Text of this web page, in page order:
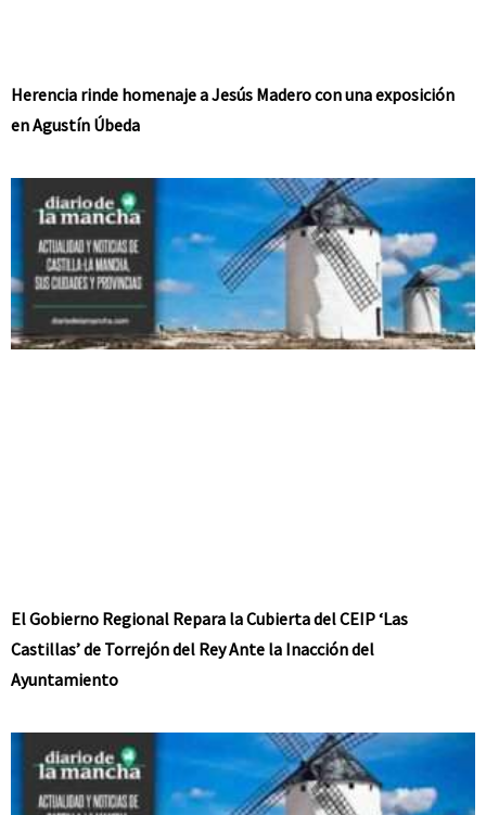
Herencia rinde homenaje a Jesús Madero con una exposición
en Agustín Úbeda
El Gobierno Regional Repara la Cubierta del CEIP ‘Las
Castillas’ de Torrejón del Rey Ante la Inacción del
Ayuntamiento